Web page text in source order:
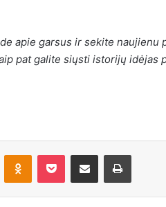
apie garsus ir sekite naujienu
pat galite siųsti istorijų idėjas